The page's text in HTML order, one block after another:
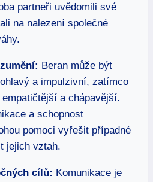
partneři uvědomili své
na nalezení společné
Beran může být
a impulzivní, zatímco
a chápavější.
a schopnost
pomoci vyřešit případné
jejich vztah.
cílů: Komunikace je